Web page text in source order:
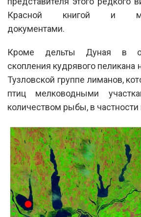
Красной книгой и
документами.
Кроме дельты Дуная в
скопления кудрявого пеликана
Тузловской группе лиманов,
птиц мелководными
количеством рыбы, в частности